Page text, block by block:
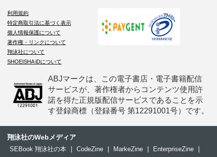
利用規約
特定商取引法に基づく表示
個人情報保護について
著作権・リンクについて
翔泳社について
SHOEISHA iDについて
ABJマークは、この電子書店・電子書籍配信
サービスが、著作権者からコンテンツ使用許
諾を得た正規版配信サービスであることを示
す登録商標（登録番号 第12291001号）です。
翔泳社のWebメディア
SEBook 翔泳社の本 CodeZine MarkeZine EnterpriseZine